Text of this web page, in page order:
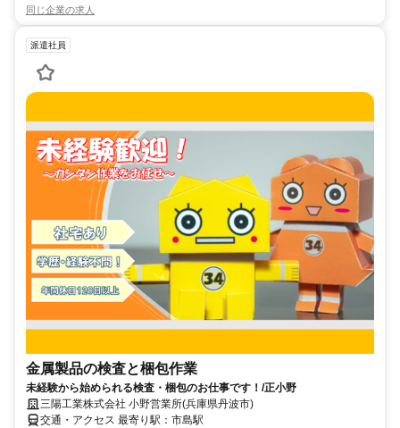
同じ企業の求人
派遣社員
金属製品の検査と梱包作業
未経験から始められる検査・梱包のお仕事です！/正小野
三陽工業株式会社 小野営業所(兵庫県丹波市)
交通・アクセス 最寄り駅：市島駅